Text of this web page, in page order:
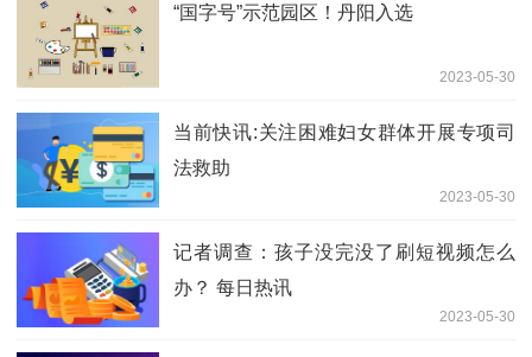
“国字号”示范园区！丹阳入选
2023-05-30
当前快讯:关注困难妇女群体开展专项司
法救助
2023-05-30
记者调查：孩子没完没了刷短视频怎么
办？ 每日热讯
2023-05-30